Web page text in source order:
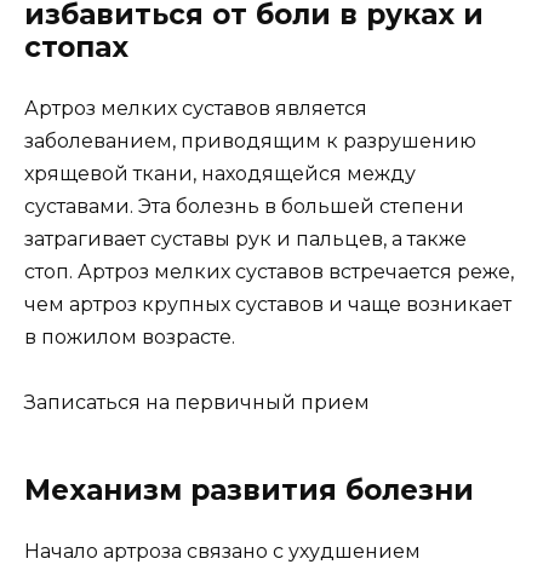
избавиться от боли в руках и
стопах
Артроз мелких суставов является
заболеванием, приводящим к разрушению
хрящевой ткани, находящейся между
суставами. Эта болезнь в большей степени
затрагивает суставы рук и пальцев, а также
стоп. Артроз мелких суставов встречается реже,
чем артроз крупных суставов и чаще возникает
в пожилом возрасте.
Записаться на первичный прием
Механизм развития болезни
Начало артроза связано с ухудшением